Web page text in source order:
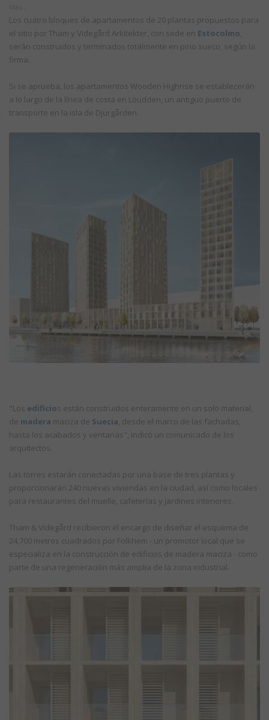
Más...
Los cuatro bloques de apartamentos de 20 plantas propuestos para
el sitio por Tham y Videgård Arkitekter, con sede en Estocolmo,
serán construidos y terminados totalmente en pino sueco, según la
firma.
Si se aprueba, los apartamentos Wooden Highrise se establecerán
a lo largo de la línea de costa en Loudden, un antiguo puerto de
transporte en la isla de Djurgården.
"Los edificios están construidos enteramente en un solo material,
de madera maciza de Suecia, desde el marco de las fachadas,
hasta los acabados y ventanas", indicó un comunicado de los
arquitectos.
Las torres estarán conectadas por una base de tres plantas y
proporcionarán 240 nuevas viviendas en la ciudad, así como locales
para restaurantes del muelle, cafeterías y jardines interiores.
Tham & Videgård recibieron el encargo de diseñar el esquema de
24,700 metros cuadrados por Folkhem - un promotor local que se
especializa en la construcción de edificios de madera maciza - como
parte de una regeneración más amplia de la zona industrial.